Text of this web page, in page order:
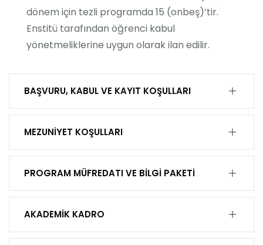
dönem için tezli programda 15 (onbeş)’tir.
Enstitü tarafından öğrenci kabul
yönetmeliklerine uygun olarak ilan edilir.
BAŞVURU, KABUL VE KAYIT KOŞULLARI
MEZUNİYET KOŞULLARI
PROGRAM MÜFREDATI VE BİLGİ PAKETİ
AKADEMİK KADRO